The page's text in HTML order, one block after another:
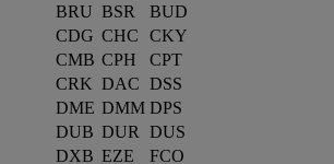
BRU BSR
BUD
CDG CHC
CKY
CMB CPH
CPT
CRK DAC DSS
DME DMM DPS
DUB DUR
DUS
DXB EZE
FCO